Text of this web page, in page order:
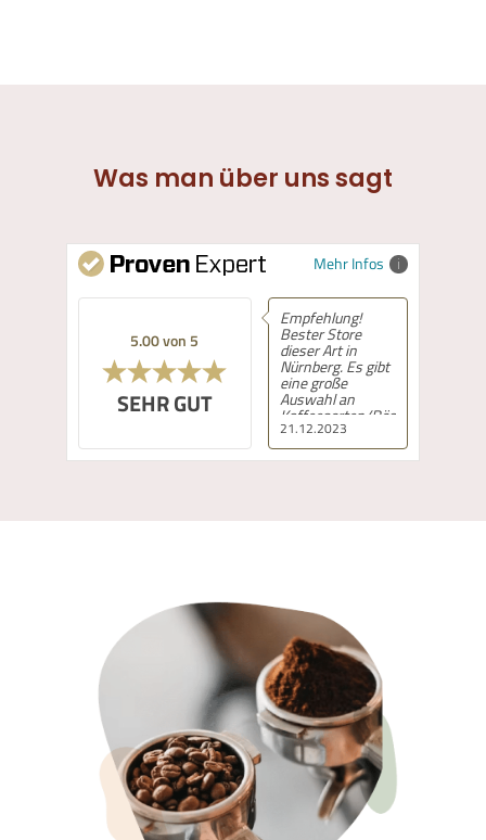
Was man über uns sagt
Mehr Infos
5.00 von 5
SEHR GUT
21.12.2023
Empfehlung!
Bester Store
dieser Art in
Nürnberg. Es gibt
eine große
Auswahl an
Kaffeesorten/Röstungen,
die mit guter
Beratung
angeboten
macht sowohl
perfekten Kaffe
wie auch
Milchschaum.
Damit schmeckt
jede Tasse wie in
Italien.